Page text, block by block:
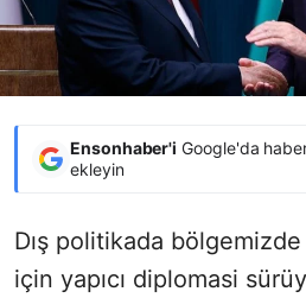
Ensonhaber'i Google'da
ekleyin
Dış politikada
için yapıcı diplomasi